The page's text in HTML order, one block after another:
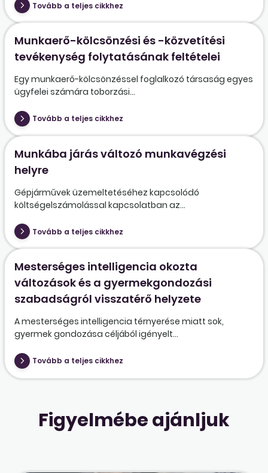
Tovább a teljes cikkhez
Munkaerő-kölcsönzési és -közvetítési
tevékenység folytatásának feltételei
Egy munkaerő-kölcsönzéssel foglalkozó társaság egyes
ügyfelei számára toborzási...
Tovább a teljes cikkhez
Munkába járás változó munkavégzési
helyre
Gépjárművek üzemeltetéséhez kapcsolódó
költségelszámolással kapcsolatban az...
Tovább a teljes cikkhez
Mesterséges intelligencia okozta
változások és a gyermekgondozási
szabadságról visszatérő helyzete
A mesterséges intelligencia térnyerése miatt sok,
gyermek gondozása céljából igényelt...
Tovább a teljes cikkhez
Figyelmébe ajánljuk